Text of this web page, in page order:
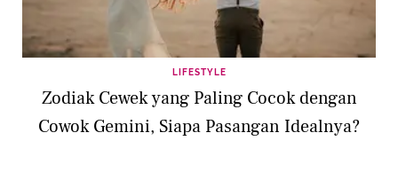
LIFESTYLE
Zodiak Cewek yang Paling Cocok dengan
Cowok Gemini, Siapa Pasangan Idealnya?